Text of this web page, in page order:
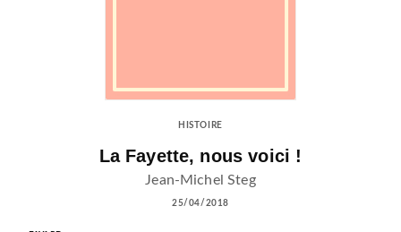
HISTOIRE
La Fayette, nous voici !
Jean-Michel Steg
25/04/2018